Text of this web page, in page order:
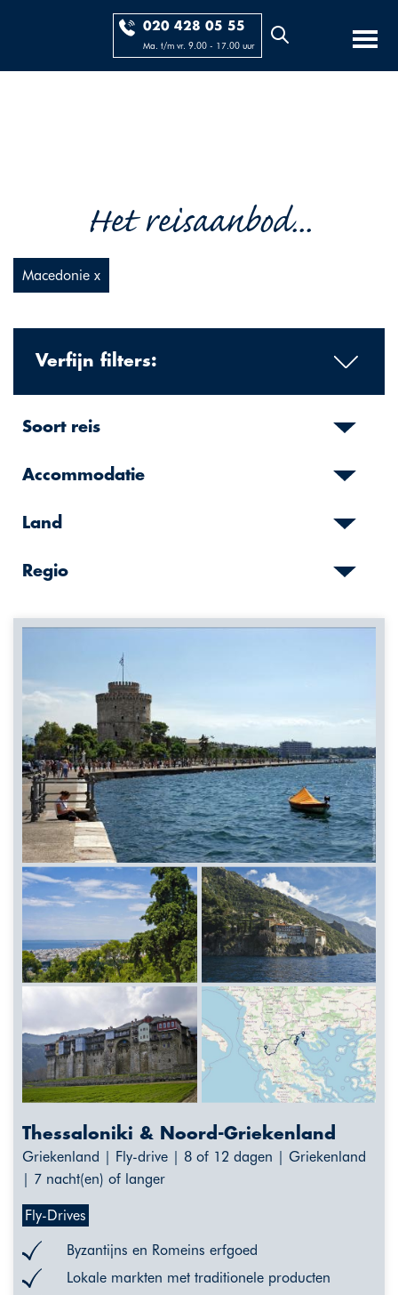
020 428 05 55
Ma. t/m vr. 9.00 - 17.00 uur
Het reisaanbod...
Macedonie x
Verfijn filters:
Soort reis
Accommodatie
Land
Regio
Thessaloniki & Noord-Griekenland
Griekenland | Fly-drive | 8 of 12 dagen | Griekenland
| 7 nacht(en) of langer
Fly-Drives
Byzantijns en Romeins erfgoed
Lokale markten met traditionele producten